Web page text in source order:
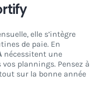
elle s’intègre
de paie. En
nécessitent une
vos plannings. Pensez à
sur la bonne année